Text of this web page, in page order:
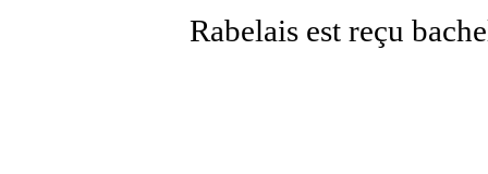
Rabelais est reçu